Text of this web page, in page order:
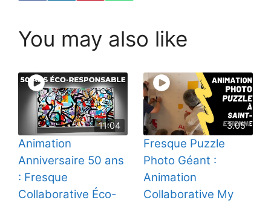
You may also like
11:04
Animation
Anniversaire 50 ans
: Fresque
Collaborative Éco-
3.05
Fresque Puzzle
Photo Géant :
Animation
Collaborative My